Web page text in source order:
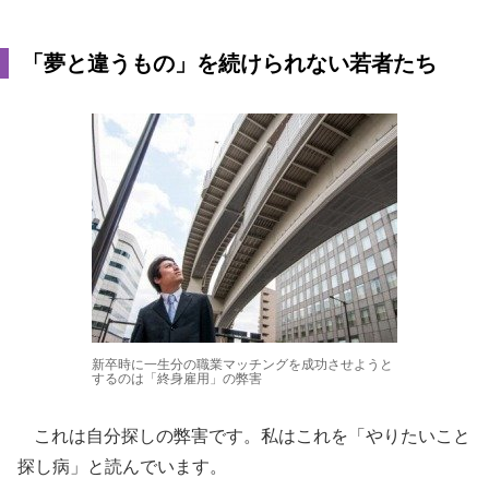
「夢と違うもの」を続けられない若者たち
新卒時に一生分の職業マッチングを成功させようと
するのは「終身雇用」の弊害
これは自分探しの弊害です。私はこれを「やりたいこと
探し病」と読んでいます。